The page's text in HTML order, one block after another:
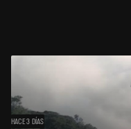
HACE 3 DÍAS